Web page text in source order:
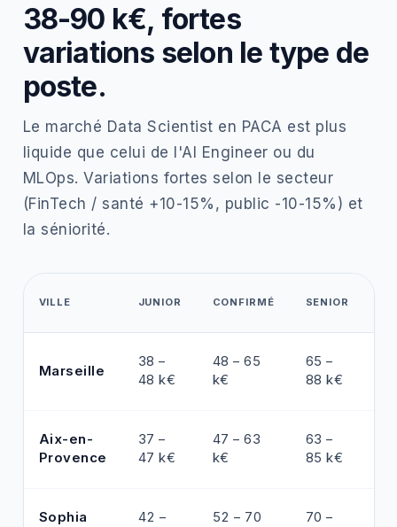
38-90 k€, fortes
variations selon le type de
poste.
Le marché Data Scientist en PACA est plus
liquide que celui de l'AI Engineer ou du
MLOps. Variations fortes selon le secteur
(FinTech / santé +10-15%, public -10-15%) et
la séniorité.
VILLE JUNIOR CONFIRMÉ SENIOR
Marseille
38 –
48 k€
48 – 65
k€
65 –
88 k€
Aix-en-
Provence
37 –
47 k€
47 – 63
k€
63 –
85 k€
Sophia
42 –
52 – 70
70 –